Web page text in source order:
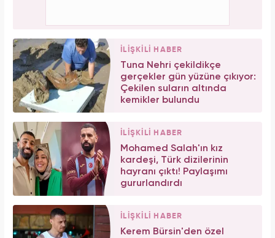
İLİŞKİLİ HABER
Tuna Nehri çekildikçe
gerçekler gün yüzüne çıkıyor:
Çekilen suların altında
kemikler bulundu
İLİŞKİLİ HABER
Mohamed Salah'ın kız
kardeşi, Türk dizilerinin
hayranı çıktı! Paylaşımı
gururlandırdı
İLİŞKİLİ HABER
Kerem Bürsin'den özel